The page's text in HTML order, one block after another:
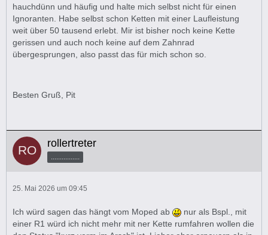
hauchdünn und häufig und halte mich selbst nicht für einen
Ignoranten. Habe selbst schon Ketten mit einer Laufleistung
weit über 50 tausend erlebt. Mir ist bisher noch keine Kette
gerissen und auch noch keine auf dem Zahnrad
übergesprungen, also passt das für mich schon so.
Besten Gruß, Pit
rollertreter
25. Mai 2026 um 09:45
Ich würd sagen das hängt vom Moped ab
nur als Bspl., mit
einer R1 würd ich nicht mehr mit ner Kette rumfahren wollen die